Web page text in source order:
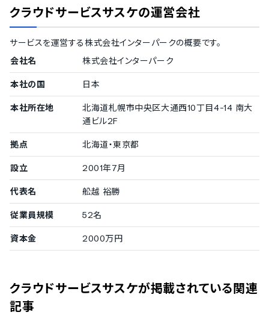
1000名以上
伊藤忠テクノソリューションズ株式会社/ネグロス電工株式
会社/パナソニック株式会社/積水化学工業株式会社
500〜999名
株式会社ケーイーシー/株式会社土屋ホールディングス/フ
ィクス コミュニケーションズ株式会社
300〜499名
中興化成工業株式会社/株式会社ビースタイルメディア/株
式会社信興テクノミスト/
中小企業の導入実績
従業員数20名〜300名未満の企業を中小企業としてご紹介してい
ます。
100〜299名
菊川工業株式会社/三菱電機インダストリアルソリューショ
ンズ株式会社/株式会社ユース/株式会社プラックス/株
株式会社エルコム/トレイン・ジャパン株式会社
20〜49名
glassy株式会社
クラウドサービスサスケの運営会社
サービスを運営する株式会社インターパークの概要です。
会社名
株式会社インターパーク
本社の国 日本
本社所在地
北海道札幌市中央区大通西10丁目4-14 南大
通ビル2F
拠点 北海道・東京都
設立 2001年7月
代表名 舩越 裕勝
従業員規模 52名
資本金 2000万円
クラウドサービスサスケが掲載されている関連
記事